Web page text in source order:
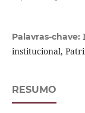
Palavras-chave:
institucional,
RESUMO